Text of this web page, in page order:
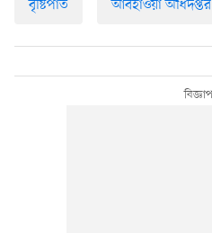
বৃষ্টিপাত আবহাওয়া অধিদপ্তর